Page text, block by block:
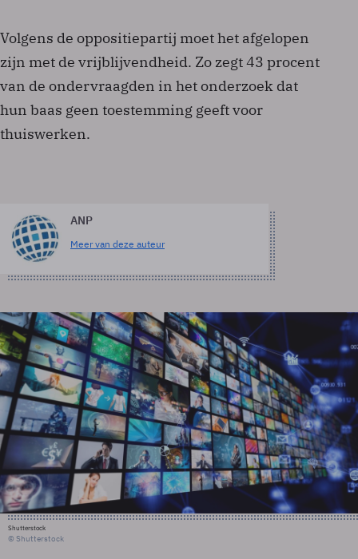
Volgens de oppositiepartij moet het afgelopen
zijn met de vrijblijvendheid. Zo zegt 43 procent
van de ondervraagden in het onderzoek dat
hun baas geen toestemming geeft voor
thuiswerken.
ANP
Meer van deze auteur
Shutterstock
© Shutterstock